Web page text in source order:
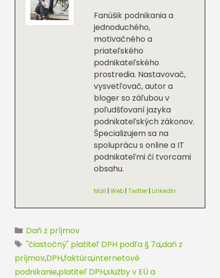
Fanúšik podnikania a
jednoduchého,
motivačného a
priateľského
podnikateľského
prostredia. Nastavovač,
vysvetľovač, autor a
bloger so záľubou v
poľudšťovaní jazyka
podnikateľských zákonov.
Špecializujem sa na
spoluprácu s online a IT
podnikateľmi či tvorcami
obsahu.
Mail | Web | Twitter | LinkedIn
Kategórie
Daň z príjmov
Značky
"čiastočný" platiteľ DPH podľa § 7a,daň z
príjmov,DPH,faktúra,internetové
podnikanie,platiteľ DPH,služby v EÚ a